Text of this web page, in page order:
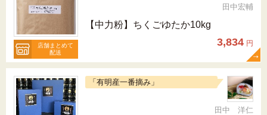
店舗まとめて
配送
田中宏輔
【中力粉】ちくごゆたか10kg
3,834 円
「有明産一番摘み」
田中 洋仁